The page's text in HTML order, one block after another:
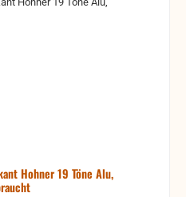
Hohner 19 Töne Alu,